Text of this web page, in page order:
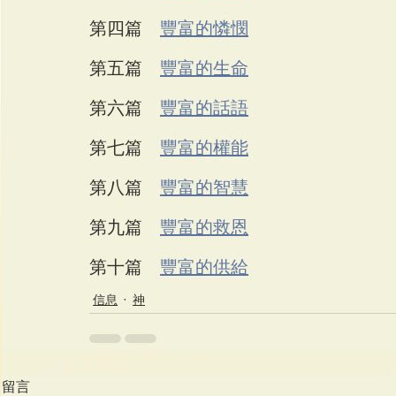
第四篇 豐富的憐憫
第五篇 豐富的生命
第六篇 豐富的話語
第七篇 豐富的權能
第八篇 豐富的智慧
第九篇 豐富的救恩
第十篇 豐富的供給
信息 神
留言